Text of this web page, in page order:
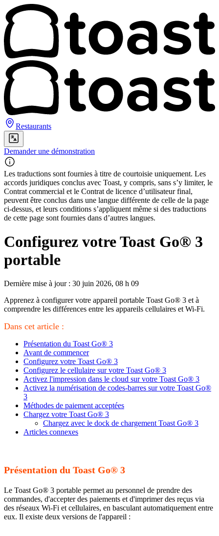
Restaurants
Demander une démonstration
Les traductions sont fournies à titre de courtoisie uniquement. Les
accords juridiques conclus avec Toast, y compris, sans s’y limiter, le
Contrat commercial et le Contrat de licence d’utilisateur final,
peuvent être conclus dans une langue différente de celle de la page
ci-dessus, et leurs conditions s’appliquent même si des traductions
de cette page sont fournies dans d’autres langues.
Configurez votre Toast Go® 3
portable
Dernière mise à jour : 30 juin 2026, 08 h 09
Apprenez à configurer votre appareil portable Toast Go® 3 et à
comprendre les différences entre les appareils cellulaires et Wi-Fi.
Dans cet article :
Présentation du Toast Go® 3
Avant de commencer
Configurez votre Toast Go® 3
Configurez le cellulaire sur votre Toast Go® 3
Activez l'impression dans le cloud sur votre Toast Go® 3
Activez la numérisation de codes-barres sur votre Toast Go®
3
Méthodes de paiement acceptées
Chargez votre Toast Go® 3
Chargez avec le dock de chargement Toast Go® 3
Articles connexes
Présentation du Toast Go® 3
Le Toast Go® 3 portable permet au personnel de prendre des
commandes, d'accepter des paiements et d'imprimer des reçus via
des réseaux Wi-Fi et cellulaires, en basculant automatiquement entre
eux. Il existe deux versions de l'appareil :